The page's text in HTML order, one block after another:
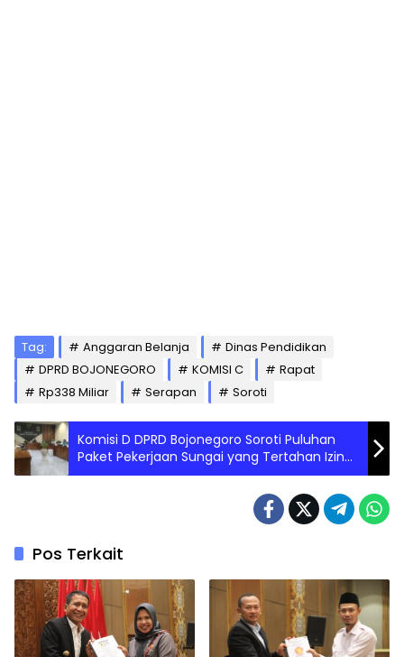
Tag: Anggaran Belanja
Dinas Pendidikan
DPRD BOJONEGORO
KOMISI C
Rapat
Rp338 Miliar
Serapan Soroti
Komisi D DPRD Bojonegoro Soroti Puluhan
Paket Pekerjaan Sungai yang Tertahan Izin
BBWS
Pos Terkait